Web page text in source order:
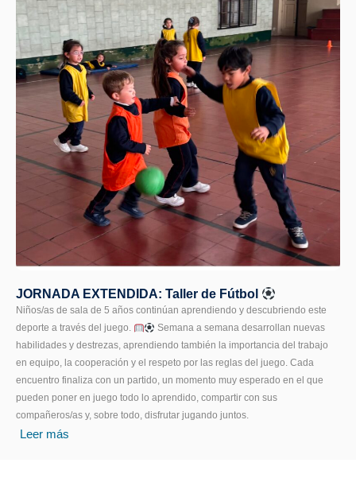
JORNADA EXTENDIDA: Taller de Fútbol
Niños/as de sala de 5 años continúan aprendiendo y descubriendo este
deporte a través del juego.
Semana a semana desarrollan nuevas
habilidades y destrezas, aprendiendo también la importancia del trabajo
en equipo, la cooperación y el respeto por las reglas del juego. Cada
encuentro finaliza con un partido, un momento muy esperado en el que
pueden poner en juego todo lo aprendido, compartir con sus
compañeros/as y, sobre todo, disfrutar jugando juntos.
Leer más